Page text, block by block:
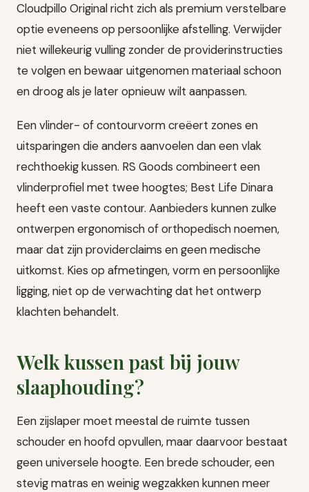
Cloudpillo Original richt zich als premium verstelbare
optie eveneens op persoonlijke afstelling. Verwijder
niet willekeurig vulling zonder de providerinstructies
te volgen en bewaar uitgenomen materiaal schoon
en droog als je later opnieuw wilt aanpassen.
Een vlinder- of contourvorm creëert zones en
uitsparingen die anders aanvoelen dan een vlak
rechthoekig kussen. RS Goods combineert een
vlinderprofiel met twee hoogtes; Best Life Dinara
heeft een vaste contour. Aanbieders kunnen zulke
ontwerpen ergonomisch of orthopedisch noemen,
maar dat zijn providerclaims en geen medische
uitkomst. Kies op afmetingen, vorm en persoonlijke
ligging, niet op de verwachting dat het ontwerp
klachten behandelt.
Welk kussen past bij jouw
slaaphouding?
Een zijslaper moet meestal de ruimte tussen
schouder en hoofd opvullen, maar daarvoor bestaat
geen universele hoogte. Een brede schouder, een
stevig matras en weinig wegzakken kunnen meer